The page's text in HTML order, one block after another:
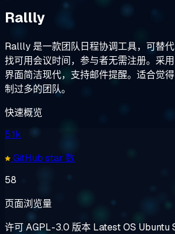
Rallly
Rallly 是一款团队日程协调工具，可替
找可用会议时间，参与者无需注册。采用
界面简洁现代，支持邮件提醒。适合觉
制过多的团队。
快速概览
5.1k
GitHub star 数
58
页面浏览量
许可AGPL-3.0 版本 LatestOS Ubuntu